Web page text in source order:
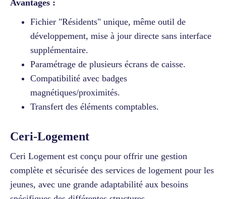
Avantages :
Fichier "Résidents" unique, même outil de
développement, mise à jour directe sans interface
supplémentaire.
Paramétrage de plusieurs écrans de caisse.
Compatibilité avec badges
magnétiques/proximités.
Transfert des éléments comptables.
Ceri-Logement
Ceri Logement est conçu pour offrir une gestion
complète et sécurisée des services de logement pour les
jeunes, avec une grande adaptabilité aux besoins